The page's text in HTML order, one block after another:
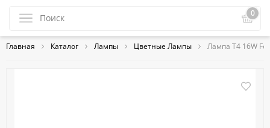
0
Главная Каталог Лампы Цветные Лампы Лампа T4 16W